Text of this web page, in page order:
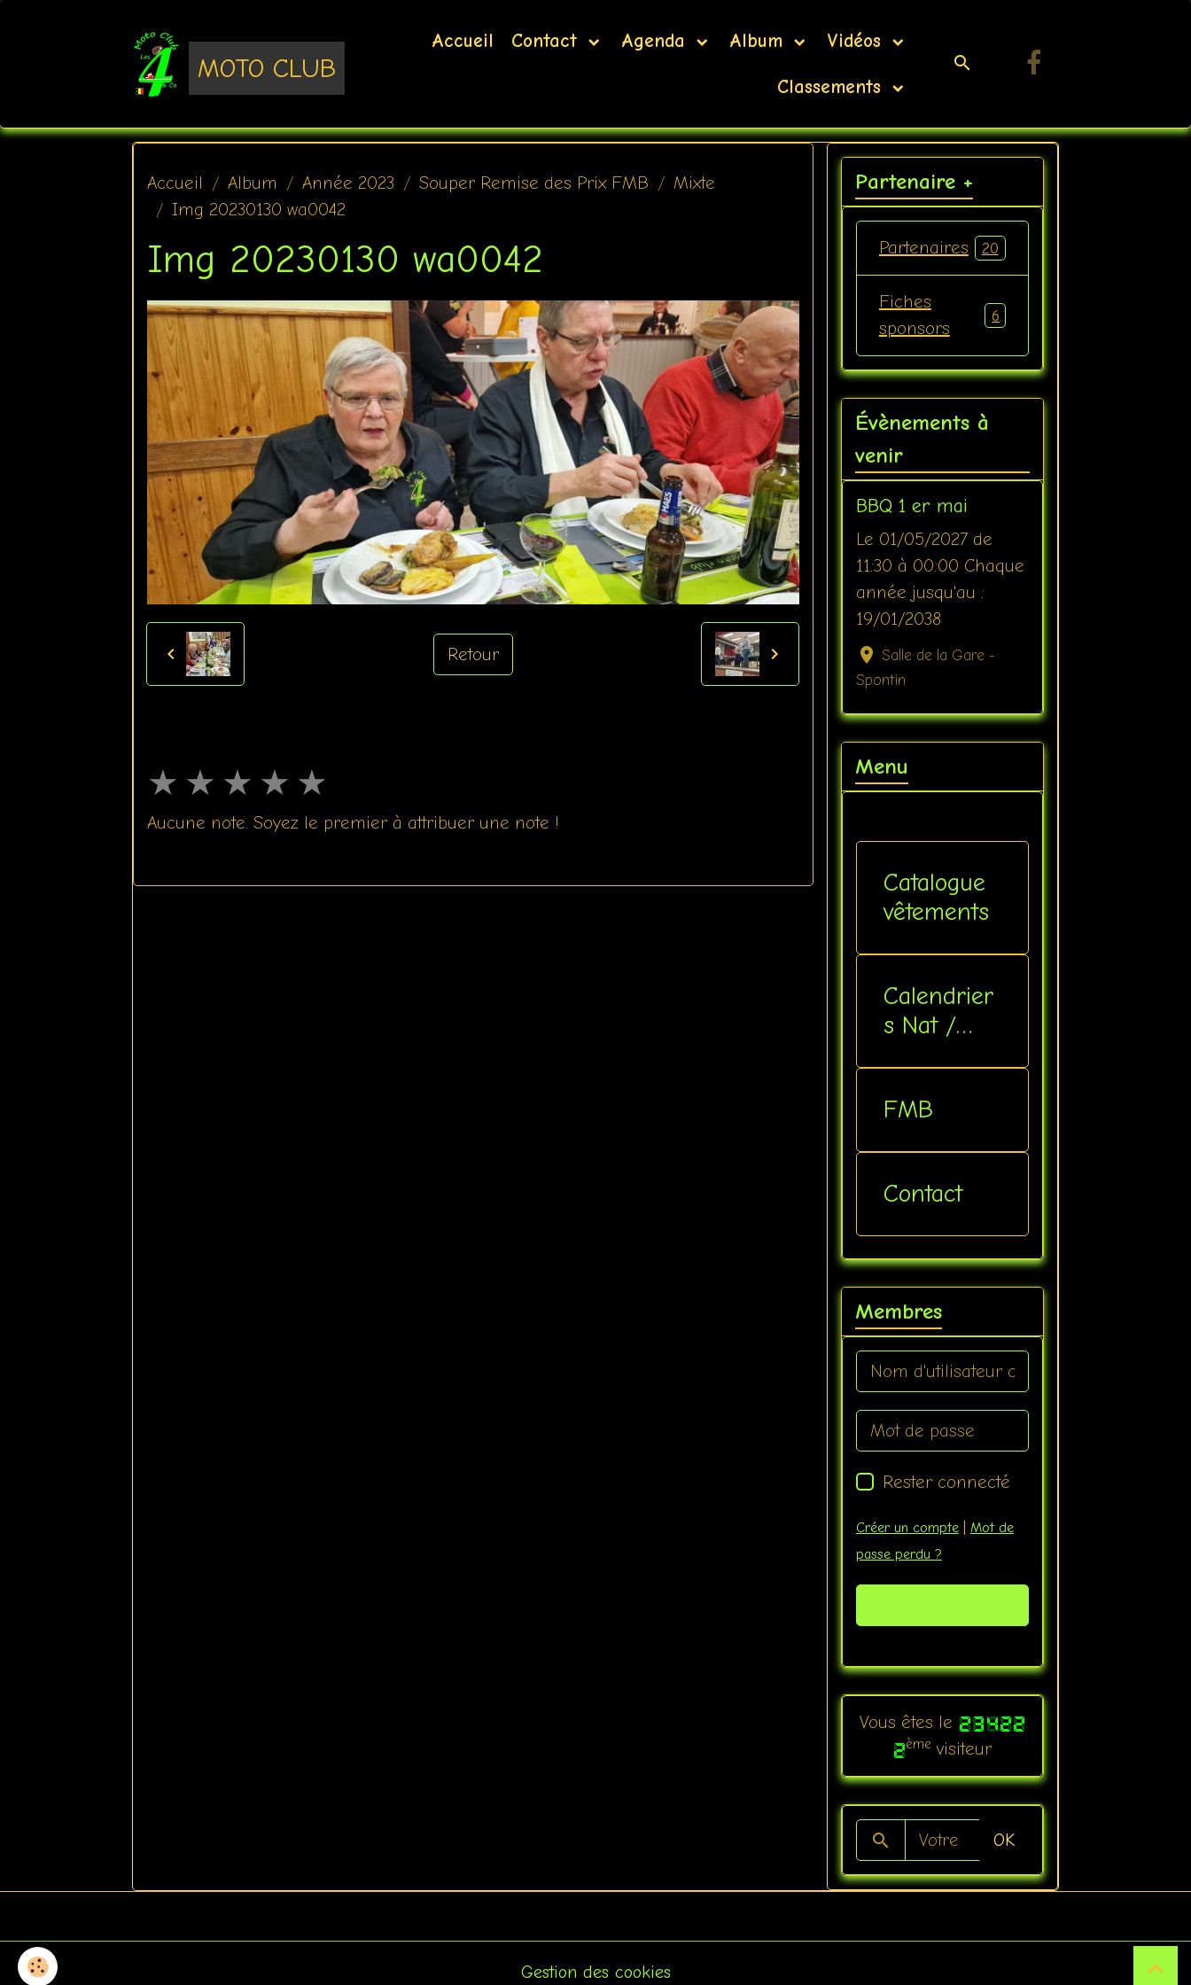
MOTO CLUB
Accueil Contact Agenda Album Vidéos
Classements
Accueil Album Année 2023 Souper Remise des Prix FMB
Mixte
Img 20230130 wa0042
Img 20230130 wa0042
Retour
★ ★ ★ ★ ★
Aucune note. Soyez le premier à attribuer une note !
Partenaire +
Partenaires 20
Fiches
sponsors
Évènements à
venir
BBQ 1 er mai
Le 01/05/2027 de
11:30 à 00:00 Chaque
année jusqu'au :
19/01/2038
Salle de la Gare -
Spontin
Menu
Catalogue
vêtements
Calendrier
s Nat /
FMB
Contact
Membres
Rester connecté
Créer un compte| Mot de
passe perdu ?
Vous êtes le
ème visiteur
OK
Gestion des cookies